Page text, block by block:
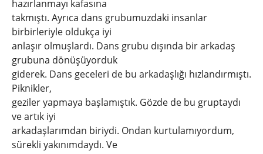
hazırlanmayı kafasına
takmıştı. Ayrıca dans grubumuzdaki insanlar
birbirleriyle oldukça iyi
anlaşır olmuşlardı. Dans grubu dışında bir arkadaş
grubuna dönüşüyorduk
giderek. Dans geceleri de bu arkadaşlığı hızlandırmıştı.
Piknikler,
geziler yapmaya başlamıştık. Gözde de bu gruptaydı
ve artık iyi
arkadaşlarımdan biriydi. Ondan kurtulamıyordum,
sürekli yakınımdaydı. Ve